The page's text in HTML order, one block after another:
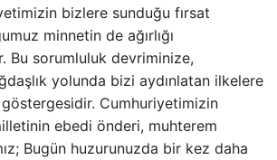
bizlere sunduğu fırsat
minnetin de ağırlığı
Bu sorumluluk devriminize,
yolunda bizi aydınlatan ilkelere
göstergesidir. Cumhuriyetimizin
ebedi önderi, muhterem
Bugün huzurunuzda bir kez daha